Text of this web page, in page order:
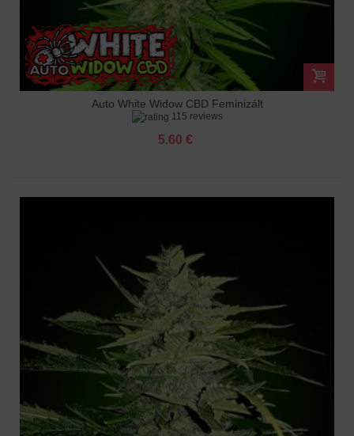
Auto White Widow CBD Feminizált
115 reviews
5.60 €